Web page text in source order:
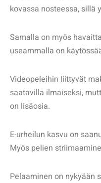
kovassa nosteessa, sillä
Samalla on myös
useammalla on
Videopeleihin liittyvät
saatavilla ilmaiseksi,
on lisäosia.
E-urheilun kasvu on
Myös pelien
Pelaaminen on nykyään